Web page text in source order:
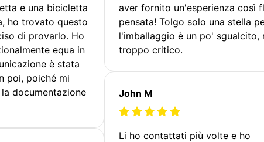
e una bicicletta
ho trovato questo
di provarlo. Ho
equa in
è stata
poi, poiché mi
documentazione
aver fornito un'esperienza così
pensata! Tolgo solo una stella
l'imballaggio è un po' sgualcito,
troppo critico.
John M
Li ho contattati più volte e ho